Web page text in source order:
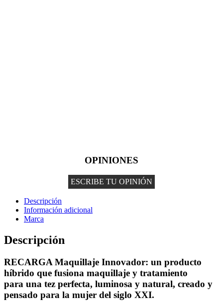
OPINIONES
ESCRIBE TU OPINIÓN
Descripción
Información adicional
Marca
Descripción
RECARGA Maquillaje Innovador: un producto
híbrido que fusiona maquillaje y tratamiento
para una tez perfecta, luminosa y natural, creado y
pensado para la mujer del siglo XXI.